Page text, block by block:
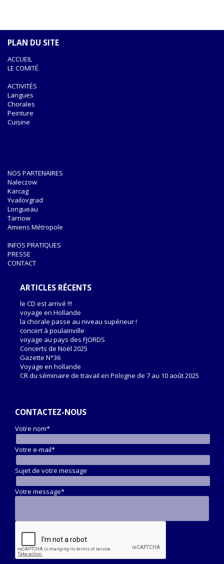
PLAN DU SITE
ACCUEIL
LE COMITÉ
ACTIVITÉS
Langues
Chorales
Peinture
Cuisine
NOS PARTENAIRES
Naleczow
Karcag
Yvailovgrad
Longueau
Tarnow
Amiens Métropole
INFOS PRATIQUES
PRESSE
CONTACT
ARTICLES RÉCENTS
le CD est arrivé !!!
voyage en Hollande
la chorale passe au niveau supérieur !
concert à poulainville
voyage au pays des FJORDS
Concerts de Noël 2025
Gazette N°36
Voyage en hollande
CR du séminaire de travail en Pologne de 7 au 10 août 2025
CONTACTEZ-NOUS
Votre nom*
Votre e-mail*
Sujet de votre message
Votre message*